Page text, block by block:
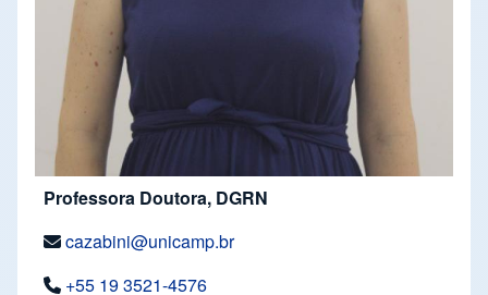
Professora Doutora, DGRN
cazabini@unicamp.br
+55 19 3521-4576